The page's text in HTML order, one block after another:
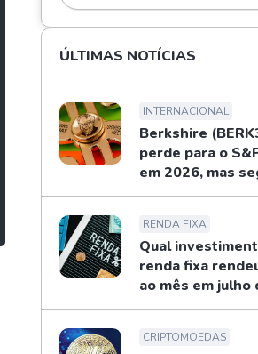
ÚLTIMAS NOTÍCIAS
INTERNACIONAL
Berkshire
perde para o
em 2026, mas
recompras de
RENDA FIXA
Qual
renda fixa
ao mês em julho
2026?
CRIPTOMOEDAS